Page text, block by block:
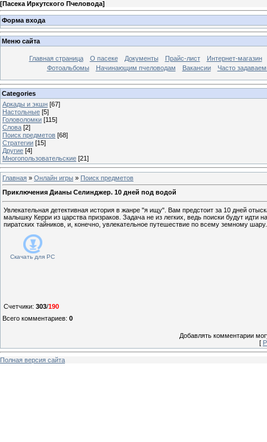
[Пасека Иркутского Пчеловода]
Форма входа
Меню сайта
Главная страница О пасеке Документы Прайс-лист
Интернет-магазин
Фотоальбомы
Начинающим пчеловодам Вакансии Часто
Categories
Аркады и экшн [67]
Настольные [5]
Головоломки [115]
Слова [2]
Поиск предметов [68]
Стратегии [15]
Другие [4]
Многопользовательские [21]
Главная » Онлайн игры » Поиск предметов
Приключения Дианы Селинджер. 10 дней под водой
Увлекательная детективная история в жанре "я ищу". Вам предстоит за 10 дней
малышку Керри из царства призраков. Задача не из легких, ведь поиски будут идти
пиратских тайников, и, конечно, увлекательное путешествие по всему земному шару.
Скачать для PC
Счетчики: 303/190
Всего комментариев: 0
Добавлять комментарии
[
Полная версия сайта